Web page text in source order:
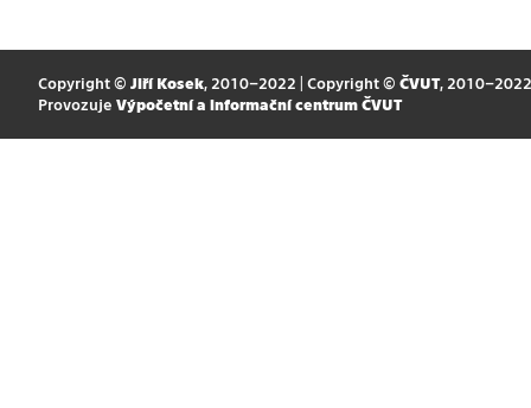
Copyright © Jiří Kosek, 2010–2022 | Copyright © ČVUT, 2010–2022
Provozuje Výpočetní a informační centrum ČVUT